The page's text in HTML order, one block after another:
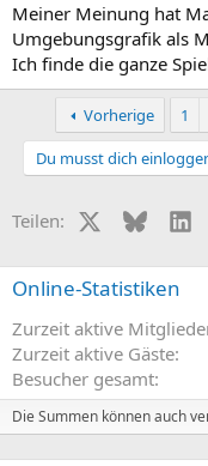
Meiner Meinung hat
Umgebungsgrafik als
Ich finde die ganze
Vorherige 1
Du musst dich
Teilen: X (Twitter)
Bluesky
Online-Statistiken
Zurzeit aktive
Zurzeit aktive Gäste
Besucher gesamt
Die Summen können auch